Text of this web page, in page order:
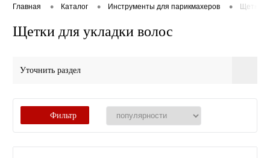
Вакансии
Главная • Каталог • Инструменты для парикмахеров • Щетки
Щетки для укладки волос
Уточнить раздел
Фильтр